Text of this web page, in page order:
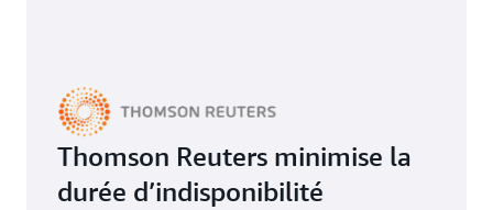
Thomson Reuters minimise la
durée d’indisponibilité